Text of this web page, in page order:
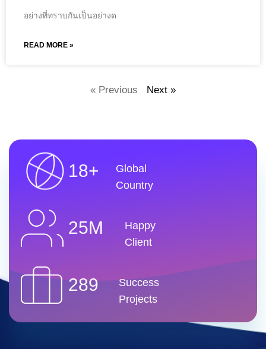
อย่างที่ทราบกันเป็นอย่างด
READ MORE »
« Previous Next »
18+
Global
Country
25M
Happy
Client
289
Success
Projects